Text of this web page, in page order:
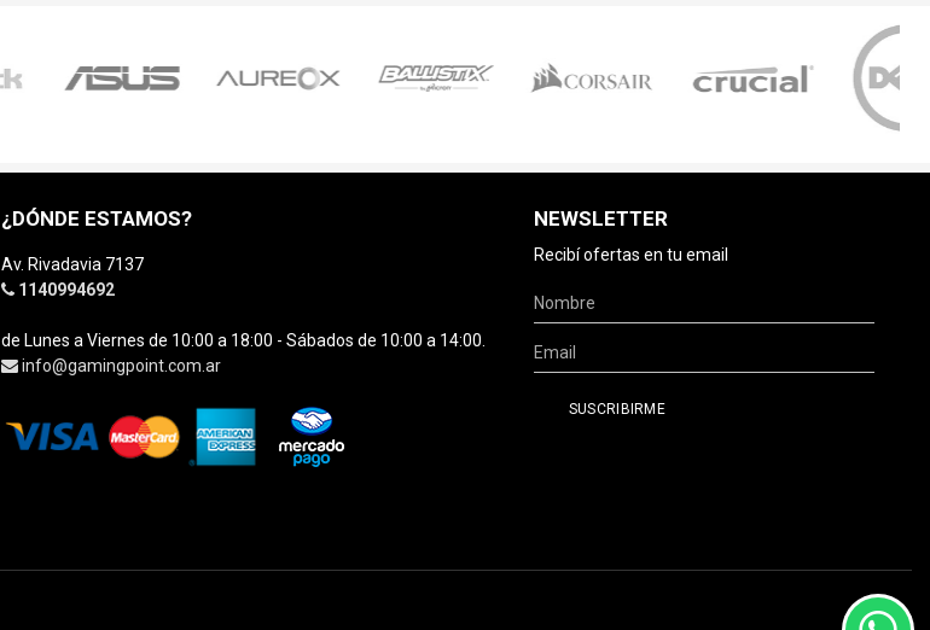
¿DÓNDE ESTAMOS?
Av. Rivadavia 7137
1140994692
de Lunes a Viernes de 10:00 a 18:00 - Sábados de 10:00 a 14:00.
info@gamingpoint.com.ar
NEWSLETTER
Recibí ofertas en tu email